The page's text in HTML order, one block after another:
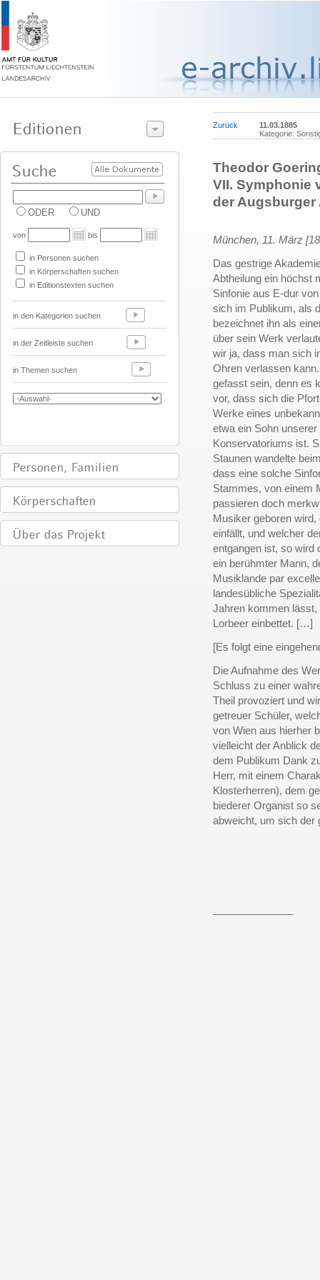
ODER UND
von bis
in Personen suchen
in Körperschaften suchen
in Editionstexten suchen
in den Kategorien suchen
in der Zeitleiste suchen
in Themen suchen
Zurück
11.03.1885
Kategorie:
Theodor
VII. Symphonie
der Augsburger
München, 11. März
Das gestrige
Abtheilung ein höchst
Sinfonie aus E-dur
sich im Publikum, als
bezeichnet ihn als
über sein Werk
wir ja, dass man sich
Ohren verlassen
gefasst sein, denn es
vor, dass sich die
Werke eines
etwa ein Sohn
Konservatoriums ist.
Staunen wandelte
dass eine solche
Stammes, von einem
passieren doch
Musiker geboren
einfällt, und welcher
entgangen ist, so wird
ein berühmter Mann,
Musiklande par
landesübliche
Jahren kommen lässt,
Lorbeer einbettet. […]
[Es folgt eine
Die Aufnahme des
Schluss zu einer
Theil provoziert und
getreuer Schüler,
von Wien aus hierher
vielleicht der Anblick
dem Publikum Dank
Herr, mit einem
Klosterherren), dem
biederer Organist so
abweicht, um sich der